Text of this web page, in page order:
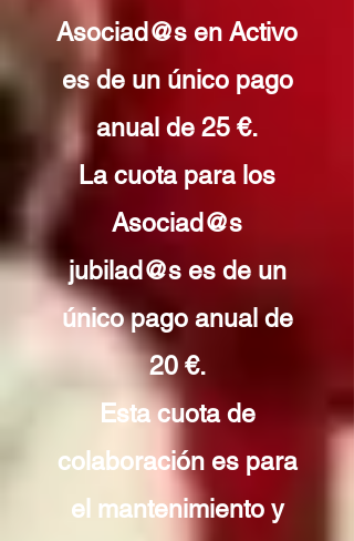
Asociad@s en Activo
es de un único pago
anual de 25 €.
La cuota para los
Asociad@s
jubilad@s es de un
único pago anual de
20 €.
Esta cuota de
colaboración es para
el mantenimiento y